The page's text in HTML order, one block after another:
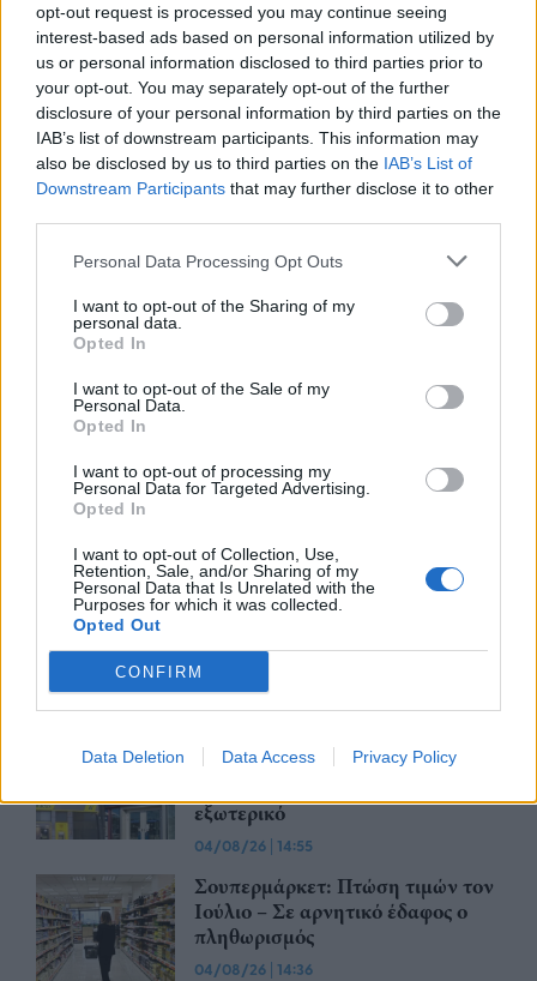
opt-out request is processed you may continue seeing
interest-based ads based on personal information utilized by
us or personal information disclosed to third parties prior to
your opt-out. You may separately opt-out of the further
disclosure of your personal information by third parties on the
IAB’s list of downstream participants. This information may
also be disclosed by us to third parties on the IAB’s List of
Downstream Participants that may further disclose it to other
Personal Data Processing Opt Outs
I want to opt-out of the Sharing of my
personal data.
Opted In
I want to opt-out of the Sale of my
Personal Data.
Opted In
I want to opt-out of processing my
Personal Data for Targeted Advertising.
Opted In
I want to opt-out of Collection, Use,
Retention, Sale, and/or Sharing of my
Personal Data that Is Unrelated with the
Purposes for which it was collected.
Opted Out
CONFIRM
Data Deletion Data Access Privacy Policy
Η παγκόσμια αγορά Ιδιωτικών
Κεφαλαίων (PE) παραμένει
ανθεκτική, με τις επενδύσεις να
ξεπερνούν το 1 τρισ. δολάρια το
1ο εξάμηνο του 2026
05/08/26|17:06
ξoδεύει περισσότερο, αποταμιεύει
εισοδήματος
ICAP CRIF: Ανάπτυξη,
οικονομία
05/08/26
ΕΤΕ: Οριακή αύξηση των
ελληνικών εξαγωγών στο 1ο
πεντάμηνο του 2026
DBRS: Ισχυρά μεγέθη με στήριξη
σημείωσαν οι συστημικές
εξωτερικό
04/08/26 | 14:55
Σουπερμάρκετ: Πτώση τιμών τον
Ιούλιο – Σε αρνητικό έδαφος ο
πληθωρισμός
04/08/26 | 14:36